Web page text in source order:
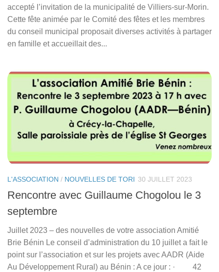
accepté l’invitation de la municipalité de Villiers-sur-Morin.
Cette fête animée par le Comité des fêtes et les membres
du conseil municipal proposait diverses activités à partager
en famille et accueillait des...
L'ASSOCIATION / NOUVELLES DE TORI 30 JUILLET 2023
Rencontre avec Guillaume Chogolou le 3
septembre
Juillet 2023 – des nouvelles de votre association Amitié
Brie Bénin Le conseil d’administration du 10 juillet a fait le
point sur l’association et sur les projets avec AADR (Aide
Au Développement Rural) au Bénin : A ce jour : · 42